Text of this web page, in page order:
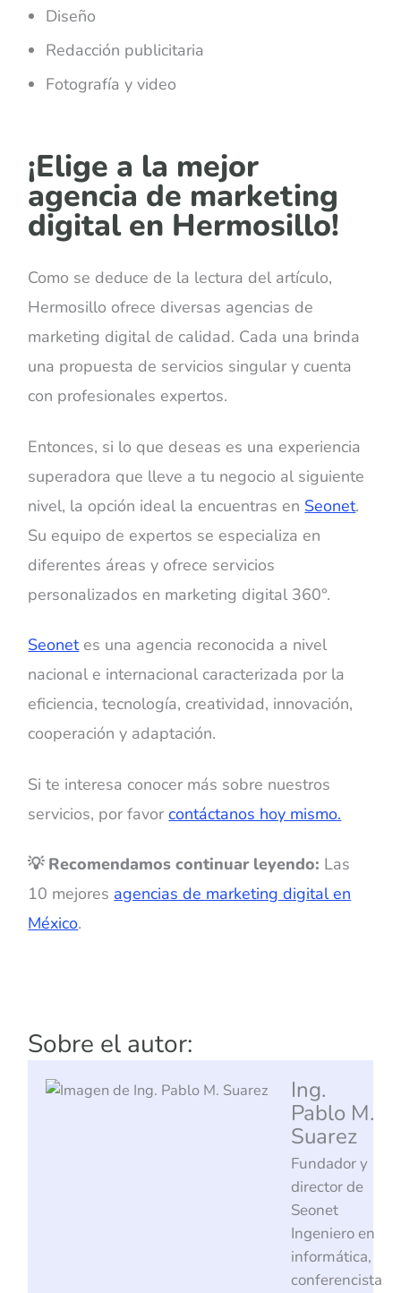
Diseño
Redacción publicitaria
Fotografía y video
¡Elige a la mejor
agencia de marketing
digital en Hermosillo!
Como se deduce de la lectura del artículo,
Hermosillo ofrece diversas agencias de
marketing digital de calidad. Cada una brinda
una propuesta de servicios singular y cuenta
con profesionales expertos.
Entonces, si lo que deseas es una experiencia
superadora que lleve a tu negocio al siguiente
nivel, la opción ideal la encuentras en Seonet.
Su equipo de expertos se especializa en
diferentes áreas y ofrece servicios
personalizados en marketing digital 360°.
Seonetes una agencia reconocida a nivel
nacional e internacional caracterizada por la
eficiencia, tecnología, creatividad, innovación,
cooperación y adaptación.
Si te interesa conocer más sobre nuestros
servicios, por favor contáctanos hoy mismo.
💡 Recomendamos continuar leyendo: Las
10 mejores agencias de marketing digital en
México.
Sobre el autor:
Ing.
Pablo M.
Suarez
Fundador y
director de
Seonet
Ingeniero en
informática,
conferencista